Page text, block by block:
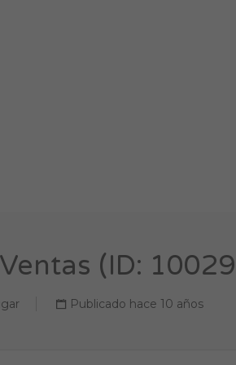
(ID:
Publicado hace 10 años